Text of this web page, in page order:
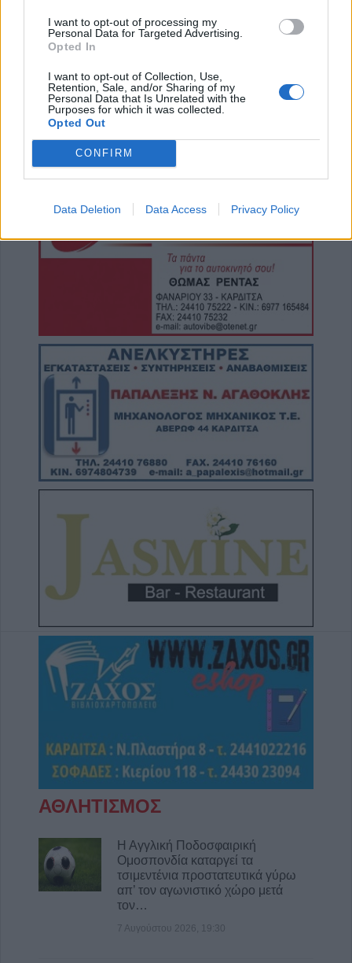
I want to opt-out of processing my
Personal Data for Targeted Advertising.
Opted In
I want to opt-out of Collection, Use,
Retention, Sale, and/or Sharing of my
Personal Data that Is Unrelated with the
Purposes for which it was collected.
Opted Out
CONFIRM
Data Deletion Data Access Privacy Policy
εντοπίστηκε κοντά στους Αγίους Ισιδώρους
8 Αυγούστου 2026, 12:26
στη Φαρκαδόνα – 1.500 ευρώ και
κοσμήματα
8 Αυγούστου 2026, 12:23
“Take a break…. μ’ έναν απολαυστικό king
coffee!”
Συλλυπητήριο μήνυμα της Ν.Ε. ΣΥΡΙΖΑ-ΠΣ
Μητρίτσα
Την Κυριακή 9 Αυγούστου η κηδεία της
Προσωρινή διακοπή νερού από τη ΔΕΥΑΚ
λόγω βλάβης στο κέντρο της Καρδίτσας
8 Αυγούστου 2026, 11:27
Τρίκαλα: Στα 1.352 μέτρα, δημιουργήθηκε
ένας μοναδικός χώρος αναψυχής στο
υψηλότερο χωριό της Θεσσαλίας, το Στεφάνι
8 Αυγούστου 2026, 10:34
κοινόχρηστων χώρων η συντριπτική
πλειοψηφία των καταστημάτων
8 Αυγούστου 2026, 10:29
Παράταση απαγόρευση θήρας σε
συγκεκριμένες εκτάσεις του Δήμου
8 Αυγούστου 2026, 09:29
Το Σάββατο 8 Αυγούστου η κηδεία του
Λεωνίδα Μητρίτσα
8 Αυγούστου 2026, 09:21
58.370 δικαιούχους από 10 έως 14
Αυγούστου
Ο Δήμος Σοφάδων παρουσιάζει τον Λεωνίδα
8 Αυγούστου 2026, 09:09
Το εβδομαδιαίο πρόγραμμα (10-16/8) της
Κινητής Αστυνομικής Μονάδας στην Π.Ε.
8 Αυγούστου 2026, 08:22
ΑΘΛΗΤΙΣΜΟΣ
Η Αγγλική Ποδοσφαιρική
Ομοσπονδία καταργεί τα
τσιμεντένια προστατευτικά γύρω
απ’ τον αγωνιστικό χώρο μετά
τον…
7 Αυγούστου 2026, 19:30